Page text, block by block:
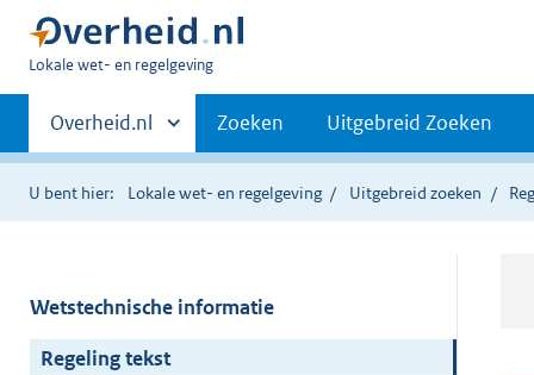
U
hier:
Lokale wet- en regelgeving
Primaire
navigatie
Andere
sites
binnen
Overheid.nl Zoeken Uitgebreid Zoeken
U bent hier: Lokale wet- en regelgeving Uitgebreid zoeken
Wetstechnische informatie
Regeling tekst